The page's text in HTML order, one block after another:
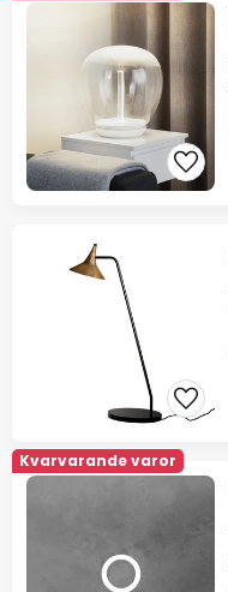
Kvarvarande varor